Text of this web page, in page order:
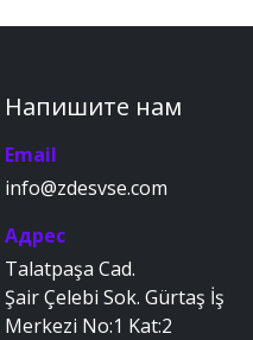
Напишите нам
Email
info@zdesvse.com
Адрес
Talatpaşa Cad.
Şair Çelebi Sok. Gürtaş İş
Merkezi No:1 Kat:2